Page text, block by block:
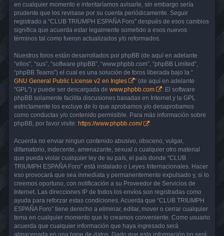
en cualquier momento e intentaríamos avisarle, sin embargo sería
prudente que los revisase por su cuenta periódicamente. Seguir
registrado a “CLUB TRIUMPH ESPAÑA Foro” después de esos cambios
significa que acuerda estar legalmente sometido a esos nuevos
términos tal como fueron actualizados y/o reformados.
Nuestros foros están desarrollados por phpBB (de aquí en adelante
“ellos”, “sus”, “software phpBB”, “www.phpbb.com”, “phpBB Limited”,
“phpBB Teams”) el cual es una solución de foros liberada bajo la “
GNU General Public License v2 en Ingles
” (de aquí en adelante
“GPL”) y puede ser descargada de www.phpbb.com
. El software
phpBB solamente facilita discusiones basadas en Internet y la GPL
estrictamente los excluye de lo que aprobamos y/o desaprobamos
como conductas y/o contenido permisible. Para más información sobre
phpBB, por favor visite: https://www.phpbb.com/ .
Acuerda no enviar ningun contenido abusivo, obsceno, vulgar,
difamatorio, indecente, amenazante, sexual o cualquier otro material
que pueda violar cualquier ley de su país, el país donde “CLUB
TRIUMPH ESPAÑA Foro” está instalado o Leyes Internacionales. Hacer
eso provocará que sea inmediata y permanentemente expulsado y, si lo
creemos oportuno, con notificación a su Proveedor de Servicios de
Internet. Las direcciones IP de todos los envíos son registradas como
ayuda para reforzar estas condiciones. Acuerda que “CLUB TRIUMPH
ESPAÑA Foro” tiene derecho a eliminar, editar, mover o cerrar cualquier
tema en cualquier momento que lo creamos conveniente. Como usuario
acuerda que cualquier información que haya ingresado será
almacenada en una base de datos. Dado que esta información no será